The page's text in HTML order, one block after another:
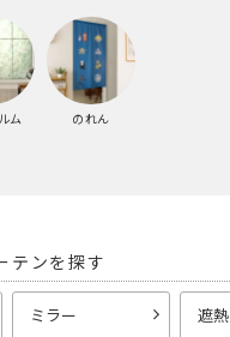
ム のれん
テンを探す
ミラー 遮熱